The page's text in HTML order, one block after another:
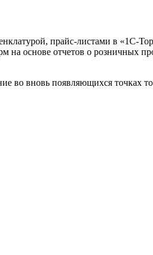
прайс-листами в «1С-
на основе отчетов о розничных
во вновь появляющихся точках